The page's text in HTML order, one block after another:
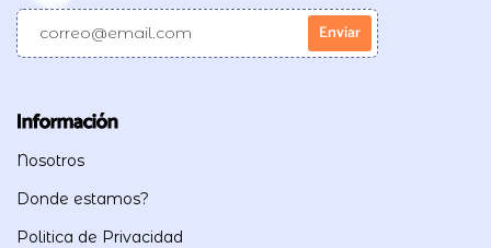
Información
Nosotros
Donde estamos?
Politica de Privacidad